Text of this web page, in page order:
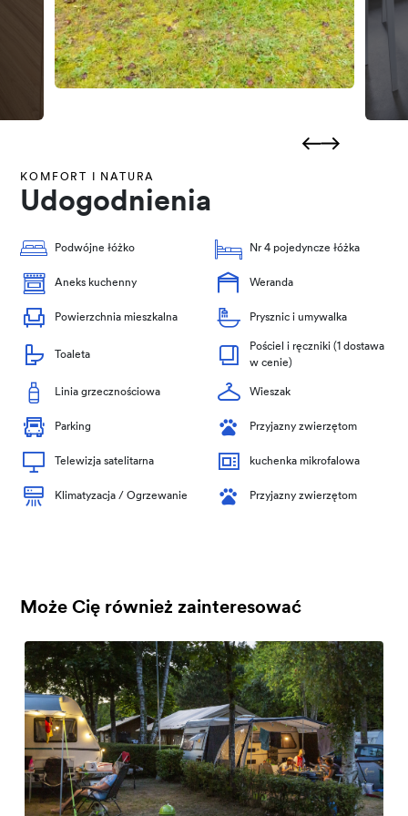
KOMFORT I NATURA
Udogodnienia
Podwójne łóżko Nr 4 pojedyncze łóżka
Aneks kuchenny Weranda
Powierzchnia mieszkalna Prysznic i umywalka
Toaleta
Pościel i ręczniki (1 dostawa
w cenie)
Linia grzecznościowa Wieszak
Parking Przyjazny zwierzętom
Telewizja satelitarna kuchenka mikrofalowa
Klimatyzacja / Ogrzewanie Przyjazny zwierzętom
Może Cię również zainteresować